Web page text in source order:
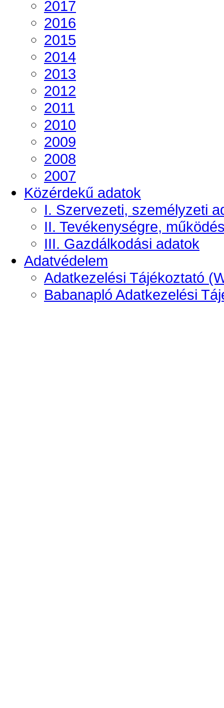
2017
2016
2015
2014
2013
2012
2011
2010
2009
2008
2007
Közérdekű adatok
I. Szervezeti, személyzeti
II. Tevékenységre,
III. Gazdálkodási adatok
Adatvédelem
Adatkezelési Tájékoztató
Babanapló Adatkezelési